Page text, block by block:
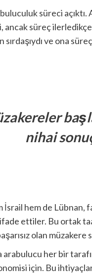
süreci
ancak süreç
sırdaşıydı ve ona
nihai
İsrail hem de Lübnan,
ifade ettiler. Bu ortak
olan müzakere
arabulucu her bir
için. Bu